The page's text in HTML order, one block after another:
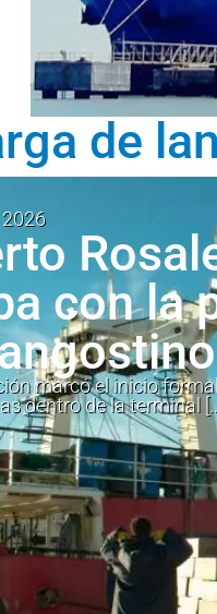
de
con la
marcó el inicio
dentro de la terminal